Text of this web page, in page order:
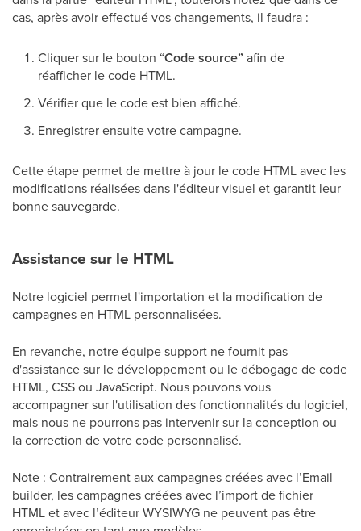
cas, après avoir effectué vos changements, il faudra :
Cliquer sur le bouton “Code source” afin de
réafficher le code HTML.
Vérifier que le code est bien affiché.
Enregistrer ensuite votre campagne.
Cette étape permet de mettre à jour le code HTML avec les
modifications réalisées dans l'éditeur visuel et garantit leur
bonne sauvegarde.
Assistance sur le HTML
Notre logiciel permet l'importation et la modification de
campagnes en HTML personnalisées.
En revanche, notre équipe support ne fournit pas
d'assistance sur le développement ou le débogage de code
HTML, CSS ou JavaScript. Nous pouvons vous
accompagner sur l'utilisation des fonctionnalités du logiciel,
mais nous ne pourrons pas intervenir sur la conception ou
la correction de votre code personnalisé.
Note : Contrairement aux campagnes créées avec l’Email
builder, les campagnes créées avec l’import de fichier
HTML et avec l’éditeur WYSIWYG ne peuvent pas être